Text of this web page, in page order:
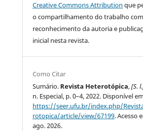
Creative Commons Attribution que
o compartilhamento do trabalho com
reconhecimento da autoria e
inicial nesta revista.
Como Citar
Sumário. Revista Heterotópica,[S.
n. Especial, p. 0–4, 2022. Disponível
https://seer.ufu.br/index.php/
rotopica/article/view/67199. Acesso
ago. 2026.